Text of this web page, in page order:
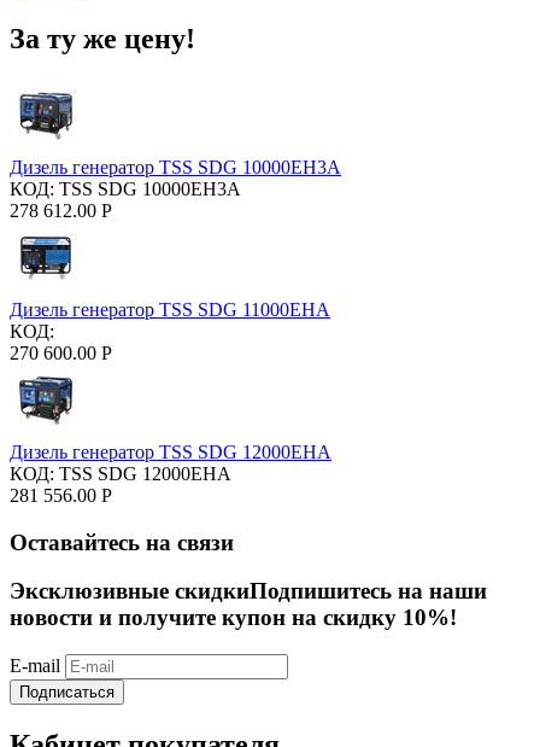
За ту же цену!
Дизель генератор TSS SDG 10000EH3A
КОД: TSS SDG 10000EH3A
278 612.00 Р
Дизель генератор TSS SDG 11000EHA
КОД:
270 600.00 Р
Дизель генератор TSS SDG 12000EHA
КОД: TSS SDG 12000EHA
281 556.00 Р
Оставайтесь на связи
Эксклюзивные скидкиПодпишитесь на наши
новости и получите купон на скидку 10%!
E-mail
Подписаться